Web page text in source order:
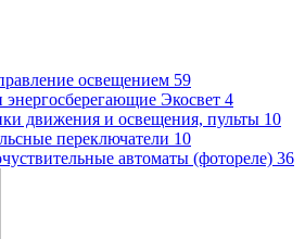
освещением 59
энергосберегающие Экосвет 4
движения и освещения, пульты 10
переключатели 10
автоматы (фотореле) 36